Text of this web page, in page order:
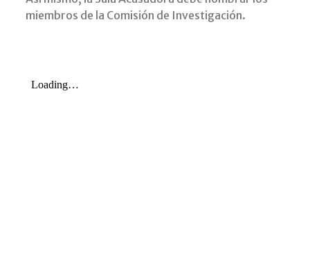
miembros de la Comisión de Investigación.